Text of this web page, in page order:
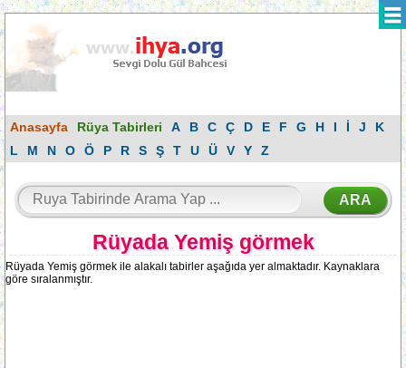
Anasayfa Rüya Tabirleri A B C Ç D E F G H I İ J
K
L
M N O Ö P R S Ş T U Ü V Y Z
Rüyada Yemiş görmek
Rüyada Yemiş görmek ile alakalı tabirler aşağıda yer almaktadır. Kaynaklara
göre sıralanmıştır.